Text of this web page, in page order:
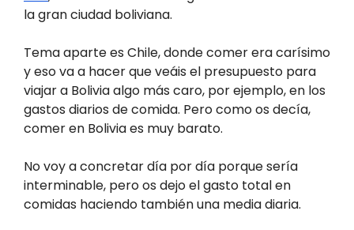
la gran ciudad boliviana.
Tema aparte es Chile, donde comer era carísimo
y eso va a hacer que veáis el presupuesto para
viajar a Bolivia algo más caro, por ejemplo, en los
gastos diarios de comida. Pero como os decía,
comer en Bolivia es muy barato.
No voy a concretar día por día porque sería
interminable, pero os dejo el gasto total en
comidas haciendo también una media diaria.